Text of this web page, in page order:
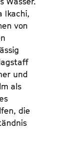
Ikachi,
von
und
als
die